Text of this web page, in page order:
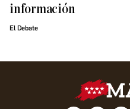
información
El Debate